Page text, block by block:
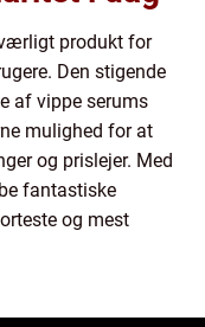
produkt for
Den stigende
af vippe serums
mulighed for at
og prislejer. Med
fantastiske
og mest